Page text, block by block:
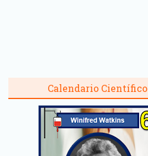
Calendario Científico